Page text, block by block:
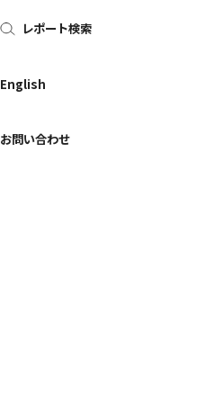
レポート検索
English
お問い合わせ